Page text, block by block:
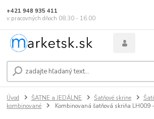
+421 948 935 411
v pracovných dňoch 08.30 - 16.00
Úvod ŠATNE a JEDÁLNE Šatňové skrine
kombinované
Kombinovaná šatňová skriňa LH009